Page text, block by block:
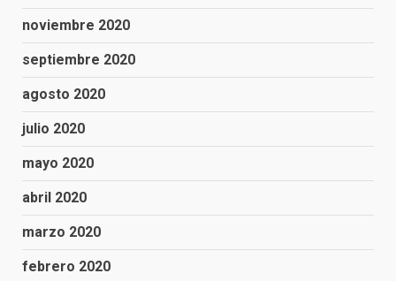
noviembre 2020
septiembre 2020
agosto 2020
julio 2020
mayo 2020
abril 2020
marzo 2020
febrero 2020